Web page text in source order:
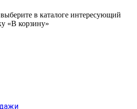
в каталоге интересующий
«В корзину»